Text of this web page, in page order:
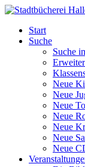
Start
Suche
Suche
Neue
Neue
Neue
Neue
Neue
Neue
Neue